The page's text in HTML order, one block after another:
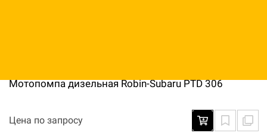
Мотопомпа дизельная Robin-Subaru PTD 306
Цена по запросу